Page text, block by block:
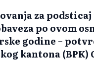
za
po ovom
godine –
kantona (BPK)